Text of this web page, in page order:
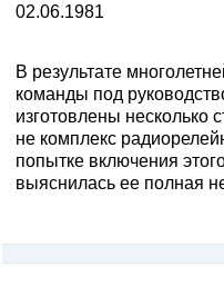
02.06.1981
В результате
команды под
изготовлены несколько
не комплекс
попытке включения
выяснилась ее полная